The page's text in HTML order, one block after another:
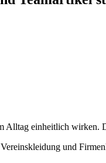
Alltag einheitlich
und